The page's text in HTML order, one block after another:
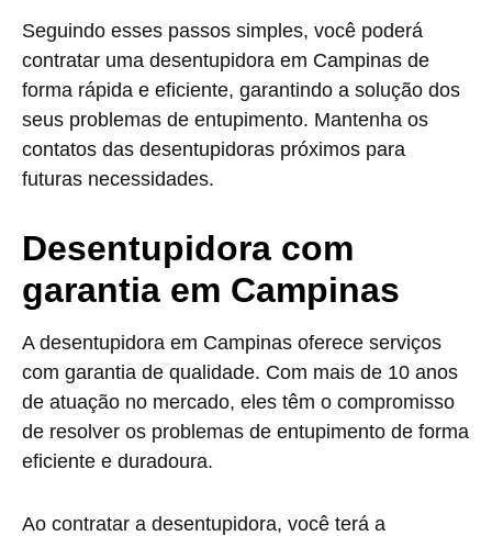
Seguindo esses passos simples, você poderá
contratar uma desentupidora em Campinas de
forma rápida e eficiente, garantindo a solução dos
seus problemas de entupimento. Mantenha os
contatos das desentupidoras próximos para
futuras necessidades.
Desentupidora com
garantia em Campinas
A desentupidora em Campinas oferece serviços
com garantia de qualidade. Com mais de 10 anos
de atuação no mercado, eles têm o compromisso
de resolver os problemas de entupimento de forma
eficiente e duradoura.
Ao contratar a desentupidora, você terá a